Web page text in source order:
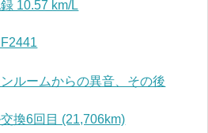
10.57 km/L
ルームからの異音、その後
換6回目 (21,706km)